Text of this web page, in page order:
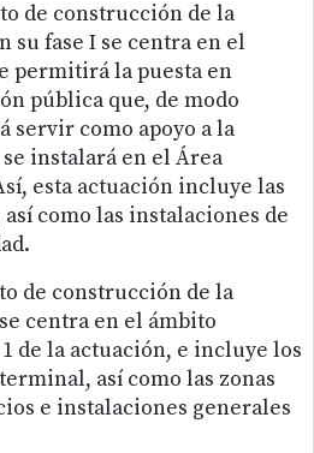
de construcción de la
fase I se centra en el
permitirá la puesta en
pública que, de modo
servir como apoyo a la
instalará en el Área
esta actuación incluye las
como las instalaciones de
de construcción de la
centra en el ámbito
de la actuación, e incluye los
así como las zonas
e instalaciones generales